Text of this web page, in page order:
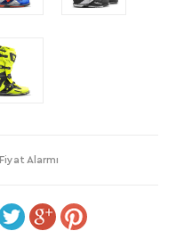
Fiyat Alarmı